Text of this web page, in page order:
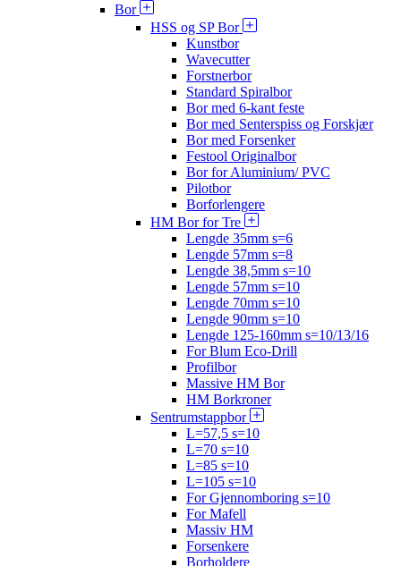
Bor
HSS og SP Bor
Kunstbor
Wavecutter
Forstnerbor
Standard Spiralbor
Bor med 6-kant feste
Bor med Senterspiss og Forskjær
Bor med Forsenker
Festool Originalbor
Bor for Aluminium/ PVC
Pilotbor
Borforlengere
HM Bor for Tre
Lengde 35mm s=6
Lengde 57mm s=8
Lengde 38,5mm s=10
Lengde 57mm s=10
Lengde 70mm s=10
Lengde 90mm s=10
Lengde 125-160mm s=10/13/16
For Blum Eco-Drill
Profilbor
Massive HM Bor
HM Borkroner
Sentrumstappbor
L=57,5 s=10
L=70 s=10
L=85 s=10
L=105 s=10
For Gjennomboring s=10
For Mafell
Massiv HM
Forsenkere
Borholdere